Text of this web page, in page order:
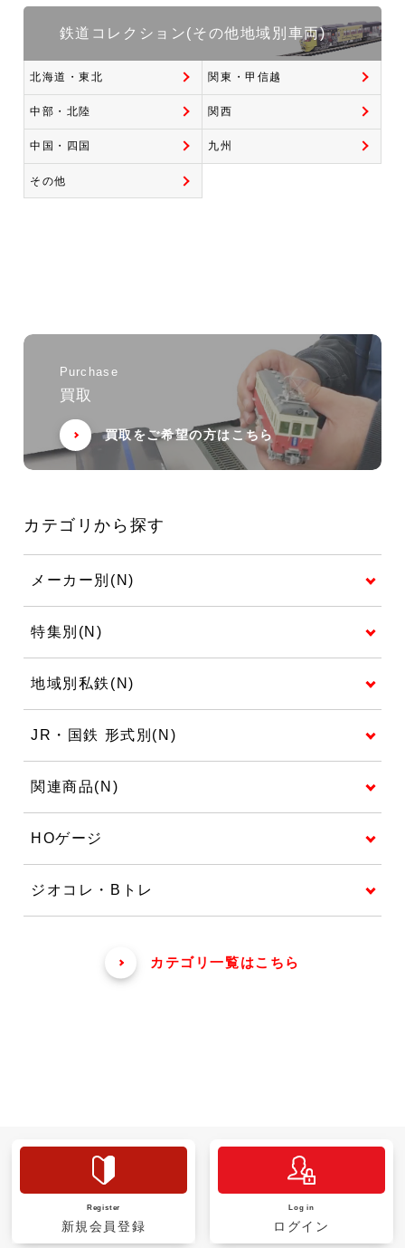
鉄道コレクション(その他地域別車両)
北海道・東北 関東・甲信越
中部・北陸 関西
中国・四国 九州
その他
Purchase
買取
買取をご希望の方はこちら
カテゴリから探す
メーカー別(N)
特集別(N)
地域別私鉄(N)
JR・国鉄 形式別(N)
関連商品(N)
HOゲージ
ジオコレ・Bトレ
カテゴリ一覧はこちら
Register
新規会員登録
Log in
ログイン